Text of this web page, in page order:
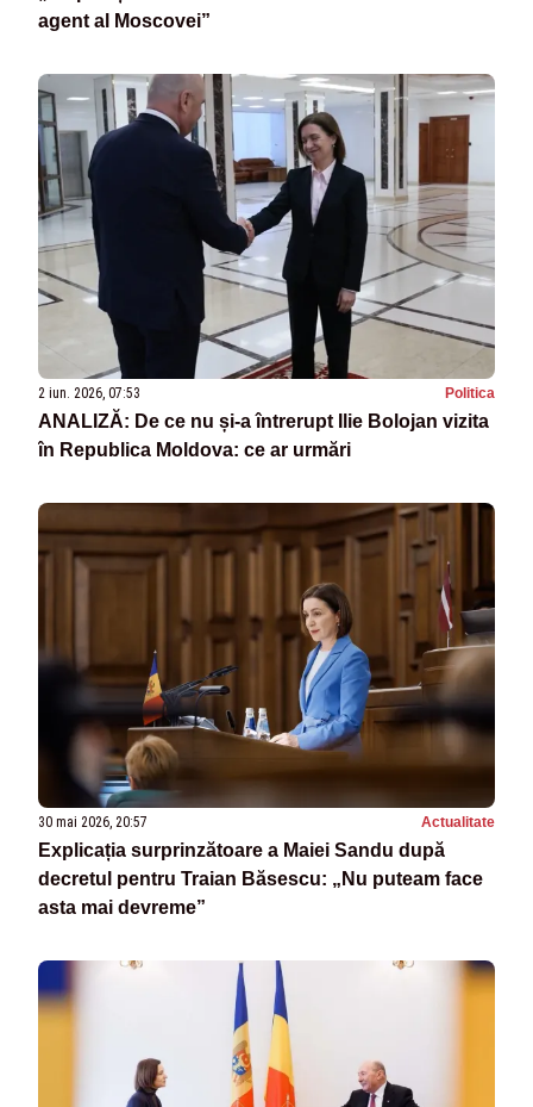
agent al Moscovei”
2 iun. 2026, 07:53 Politica
ANALIZĂ: De ce nu și-a întrerupt Ilie Bolojan vizita
în Republica Moldova: ce ar urmări
30 mai 2026, 20:57 Actualitate
Explicația surprinzătoare a Maiei Sandu după
decretul pentru Traian Băsescu: „Nu puteam face
asta mai devreme”